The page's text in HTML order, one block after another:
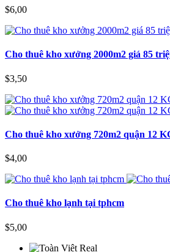
$6,00
Cho thuê kho xưởng 2000m2 giá 85
$3,50
Cho thuê kho xưởng 720m2 quận 12
$4,00
Cho thuê kho lạnh tại tphcm
$5,00